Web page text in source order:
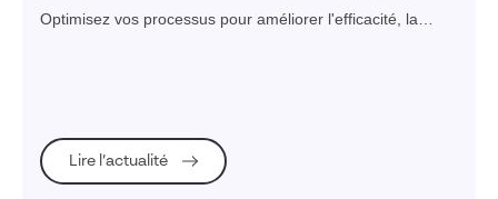
l’optimisation des processus
Optimisez vos processus pour améliorer l'efficacité, la
Lire l’actualité